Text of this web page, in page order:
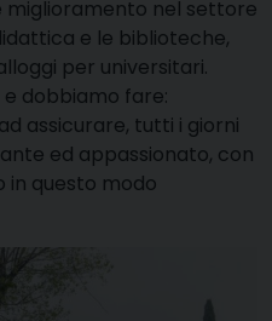
miglioramento nel settore
e le biblioteche,
per universitari.
dobbiamo fare:
assicurare, tutti i giorni
ed appassionato, con
in questo modo